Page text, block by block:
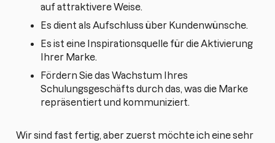
auf attraktivere Weise.
Es dient als Aufschluss über Kundenwünsche.
Es ist eine Inspirationsquelle für die Aktivierung
Ihrer Marke.
Fördern Sie das Wachstum Ihres
Schulungsgeschäfts durch das, was die Marke
repräsentiert und kommuniziert.
Wir sind fast fertig, aber zuerst möchte ich eine sehr